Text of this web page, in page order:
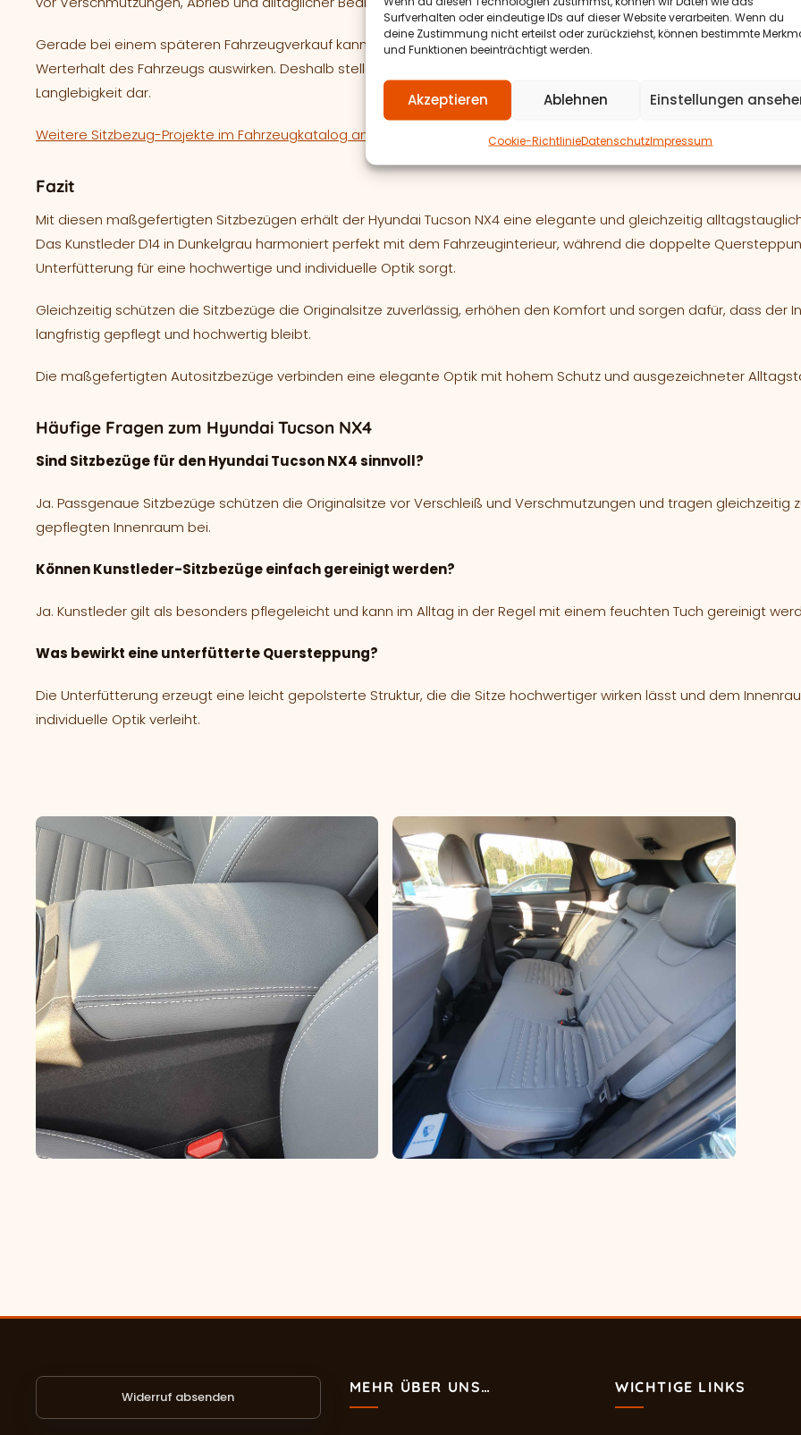
Surfverhalten oder eindeutige IDs auf dieser Website verarbeiten. Wenn du
deine Zustimmung nicht erteilst oder zurückziehst, können bestimmte
und Funktionen beeinträchtigt werden.
Akzeptieren Ablehnen Einstellungen
Cookie-RichtlinieDatenschutzImpressum
Gerade bei einem späteren Fahrzeugverkauf kann sich ein gut erhaltener Innenraum positiv auf den
Werterhalt des Fahrzeugs auswirken. Deshalb stellen maßgefertigte Sitzbezüge eine sinnvolle Investition in Komfort,
Langlebigkeit dar.
Weitere Sitzbezug-Projekte im Fahrzeugkatalog ansehen
Fazit
Mit diesen maßgefertigten Sitzbezügen erhält der Hyundai Tucson NX4 eine elegante und gleichzeitig
Das Kunstleder D14 in Dunkelgrau harmoniert perfekt mit dem Fahrzeuginterieur, während die doppelte
Unterfütterung für eine hochwertige und individuelle Optik sorgt.
Gleichzeitig schützen die Sitzbezüge die Originalsitze zuverlässig, erhöhen den Komfort und sorgen dafür, dass der
langfristig gepflegt und hochwertig bleibt.
Die maßgefertigten Autositzbezüge verbinden eine elegante Optik mit hohem Schutz und ausgezeichneter
Häufige Fragen zum Hyundai Tucson NX4
Sind Sitzbezüge für den Hyundai Tucson NX4 sinnvoll?
Ja. Passgenaue Sitzbezüge schützen die Originalsitze vor Verschleiß und Verschmutzungen und tragen gleichzeitig
gepflegten Innenraum bei.
Können Kunstleder-Sitzbezüge einfach gereinigt werden?
Ja. Kunstleder gilt als besonders pflegeleicht und kann im Alltag in der Regel mit einem feuchten Tuch gereinigt
Was bewirkt eine unterfütterte Quersteppung?
Die Unterfütterung erzeugt eine leicht gepolsterte Struktur, die die Sitze hochwertiger wirken lässt und dem
individuelle Optik verleiht.
Widerruf absenden
MEHR ÜBER UNS… WICHTIGE LINKS